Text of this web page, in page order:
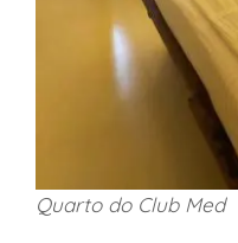
Quarto do Club Med